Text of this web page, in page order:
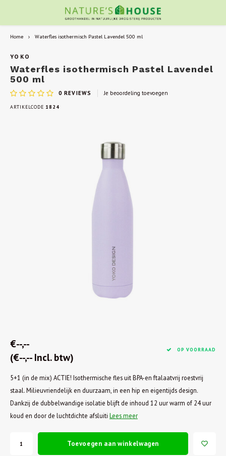
Home Waterfles isothermisch Pastel Lavendel 500 ml
YOKO
Waterfles isothermisch Pastel Lavendel
500 ml
0 REVIEWS Je beoordeling toevoegen
ARTIKELCODE 1824
€--,--
(€--,-- Incl. btw)
OP VOORRAAD
5+1 (in de mix) ACTIE! Isothermische fles uit BPA-en ftalaatvrij roestvrij
staal. Milieuvriendelijk en duurzaam, in een hip en eigentijds design.
Dankzij de dubbelwandige isolatie blijft de inhoud 12 uur warm of 24 uur
koud en door de luchtdichte afsluiti Lees meer
Toevoegen aan winkelwagen